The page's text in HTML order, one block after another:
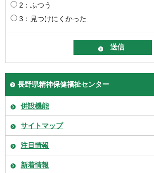
2：ふつう
3：見つけにくかった
長野県精神保健福祉センター
併設機能
サイトマップ
注目情報
新着情報